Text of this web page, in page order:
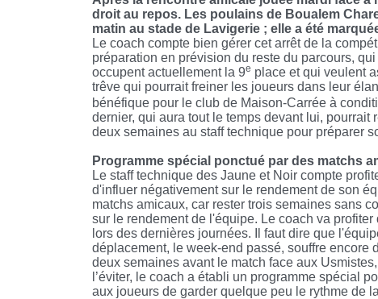
droit au repos. Les poulains de Boualem
matin au stade de Lavigerie ; elle a été
Le coach compte bien gérer cet arrêt de la
préparation en prévision du reste du parcours,
occupent actuellement la 9e place et qui veulent
trêve qui pourrait freiner les joueurs dans leur
bénéfique pour le club de Maison-Carrée à
dernier, qui aura tout le temps devant lui,
deux semaines au staff technique pour préparer
Programme spécial ponctué par des matchs
Le staff technique des Jaune et Noir compte
d'influer négativement sur le rendement de son
matchs amicaux, car rester trois semaines sans
sur le rendement de l'équipe. Le coach va
lors des dernières journées. Il faut dire que
déplacement, le week-end passé, souffre encore
deux semaines avant le match face aux
l’éviter, le coach a établi un programme spécial
aux joueurs de garder quelque peu le rythme de